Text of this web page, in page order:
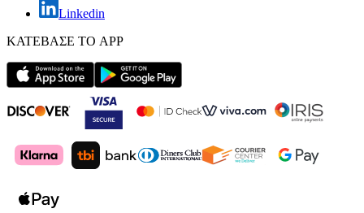
Linkedin
ΚΑΤΕΒΑΣΕ ΤΟ APP